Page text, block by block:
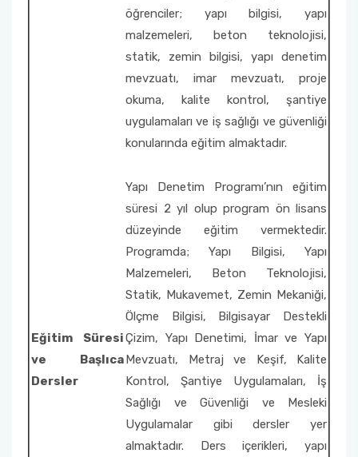
öğrenciler; yapı bilgisi, yapı
malzemeleri, beton teknolojisi,
statik, zemin bilgisi, yapı denetim
mevzuatı, imar mevzuatı, proje
okuma, kalite kontrol, şantiye
uygulamaları ve iş sağlığı ve güvenliği
konularında eğitim almaktadır.
Eğitim Süresi
ve Başlıca
Dersler
Yapı Denetim Programı’nın eğitim
süresi 2 yıl olup program ön lisans
düzeyinde eğitim vermektedir.
Programda; Yapı Bilgisi, Yapı
Malzemeleri, Beton Teknolojisi,
Statik, Mukavemet, Zemin Mekaniği,
Ölçme Bilgisi, Bilgisayar Destekli
Çizim, Yapı Denetimi, İmar ve Yapı
Mevzuatı, Metraj ve Keşif, Kalite
Kontrol, Şantiye Uygulamaları, İş
Sağlığı ve Güvenliği ve Mesleki
Uygulamalar gibi dersler yer
almaktadır. Ders içerikleri, yapı
Toplumsal Destek Projeleri
Yayın Değerlendirme Komisyonu
Proje Değerlendirme Komisyonu
Enerji Verimliliği Sorumlusu
Evrak İmha ve Arşiv Komisyonu
Yatay Geçiş Komisyonu